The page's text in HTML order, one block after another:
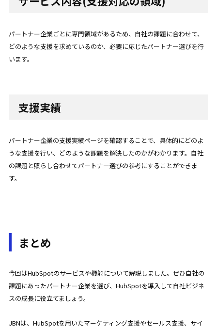
パートナー企業ごとに専門領域があるため、自社の課題に合わせて、
どのような支援を求めているのか、必要に応じたパートナー選びを行
います。
支援実績
パートナー企業の支援実績ページを確認することで、具体的にどのよ
うな支援を行い、どのような課題を解決したのかがわかります。自社
の課題と照らし合わせてパートナー選びの参考にすることができま
す。
まとめ
今回はHubSpotのサービスや機能について解説しました。ぜひ自社の
課題にあったパートナー企業を選び、HubSpotを導入して自社ビジネ
スの成長に役立てましょう。
JBNは、HubSpotを用いたマーケティング支援やセールス支援、サイ